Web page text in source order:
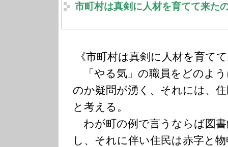
市町村は真剣に人材を育てて来た
《市町村は真剣に人材を育て
「やる気」の職員をどのよ
のか疑問が湧く、それには、
と考える。
わが町の例で言うならば図
し、それに伴い住民は赤字と